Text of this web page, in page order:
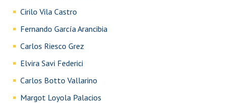
Cirilo Vila Castro
Fernando García Arancibia
Carlos Riesco Grez
Elvira Savi Federici
Carlos Botto Vallarino
Margot Loyola Palacios